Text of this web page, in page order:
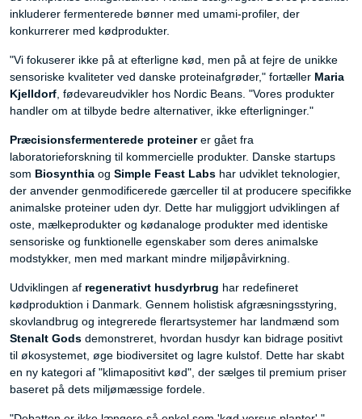
inkluderer fermenterede bønner med umami-profiler, der
konkurrerer med kødprodukter.
"Vi fokuserer ikke på at efterligne kød, men på at fejre de unikke
sensoriske kvaliteter ved danske proteinafgrøder," fortæller Maria
Kjelldorf , fødevareudvikler hos Nordic Beans. "Vores produkter
handler om at tilbyde bedre alternativer, ikke efterligninger."
Præcisionsfermenterede proteinerer gået fra
laboratorieforskning til kommercielle produkter. Danske startups
som Biosynthia og Simple Feast Labs har udviklet teknologier,
der anvender genmodificerede gærceller til at producere specifikke
animalske proteiner uden dyr. Dette har muliggjort udviklingen af
oste, mælkeprodukter og kødanaloge produkter med identiske
sensoriske og funktionelle egenskaber som deres animalske
modstykker, men med markant mindre miljøpåvirkning.
Udviklingen af regenerativt husdyrbrug har redefineret
kødproduktion i Danmark. Gennem holistisk afgræsningsstyring,
skovlandbrug og integrerede flerartsystemer har landmænd som
Stenalt Gods demonstreret, hvordan husdyr kan bidrage positivt
til økosystemet, øge biodiversitet og lagre kulstof. Dette har skabt
en ny kategori af "klimapositivt kød", der sælges til premium priser
baseret på dets miljømæssige fordele.